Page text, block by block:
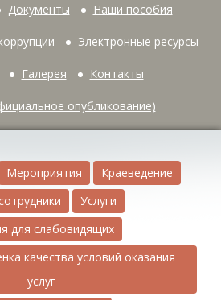
Документы Наши пособия
Электронные ресурсы
Галерея Контакты
опубликование)
Мероприятия
Краеведение
Услуги
для слабовидящих
качества условий оказания
услуг